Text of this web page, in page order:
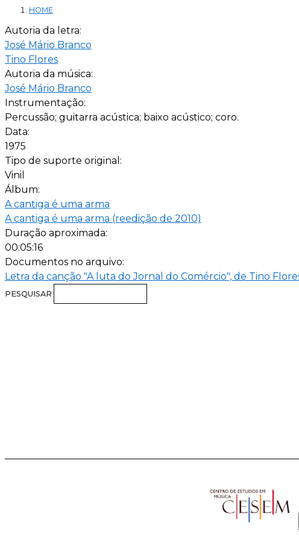
HOME
Autoria da letra:
José Mário Branco
Tino Flores
Autoria da música:
José Mário Branco
Instrumentação:
Percussão; guitarra acústica; baixo acústico; coro.
Data:
1975
Tipo de suporte original:
Vinil
Álbum:
A cantiga é uma arma
A cantiga é uma arma (reedição de 2010)
Duração aproximada:
00:05:16
Documentos no arquivo:
Letra da canção "A luta do Jornal do Comércio", de Tino
PESQUISAR